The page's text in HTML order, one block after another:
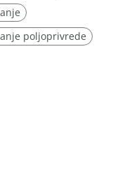
poljoprivrede